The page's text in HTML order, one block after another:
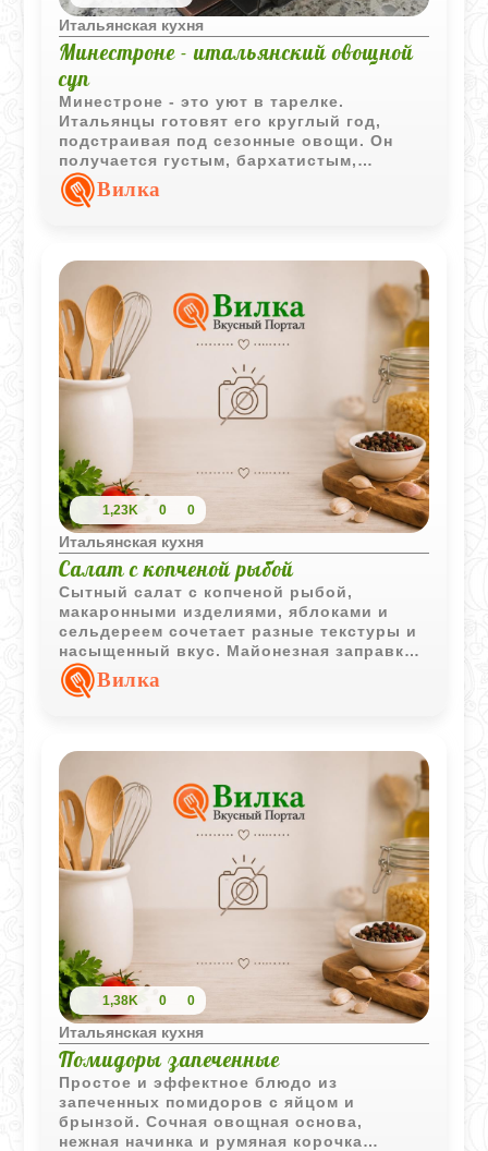
Итальянская кухня
Минестроне - итальянский овощной
суп
Минестроне - это уют в тарелке.
Итальянцы готовят его круглый год,
подстраивая под сезонные овощи. Он
получается густым, бархатистым,
ароматным и очень домашним. Такой суп
легко адаптировать под свой вкус:
полностью веганским.
Вилка
1,23K 0 0
Итальянская кухня
Салат с копченой рыбой
Сытный салат с копченой рыбой,
макаронными изделиями, яблоками и
сельдереем сочетает разные текстуры и
насыщенный вкус. Майонезная заправка
с луком делает его особенно
выразительным.
Вилка
1,38K 0 0
Итальянская кухня
Помидоры запеченные
Простое и эффектное блюдо из
запеченных помидоров с яйцом и
брынзой. Сочная овощная основа,
нежная начинка и румяная корочка